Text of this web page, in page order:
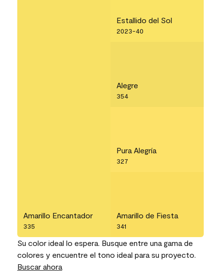
Amarillo Encantador
335
Estallido del Sol
2023-40
Alegre
354
Pura Alegría
327
Amarillo de Fiesta
341
Su color ideal lo espera. Busque entre una gama de
colores y encuentre el tono ideal para su proyecto.
Buscar ahora